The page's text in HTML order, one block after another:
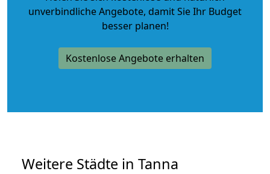
unverbindliche Angebote, damit Sie Ihr Budget
besser planen!
Kostenlose Angebote erhalten
Weitere Städte in Tanna